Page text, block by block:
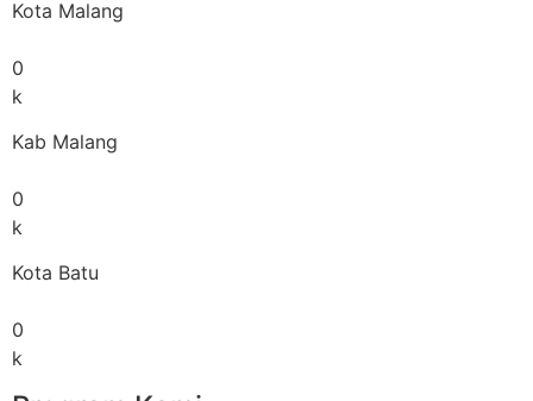
Kota Malang
0
k
Kab Malang
0
k
Kota Batu
0
k